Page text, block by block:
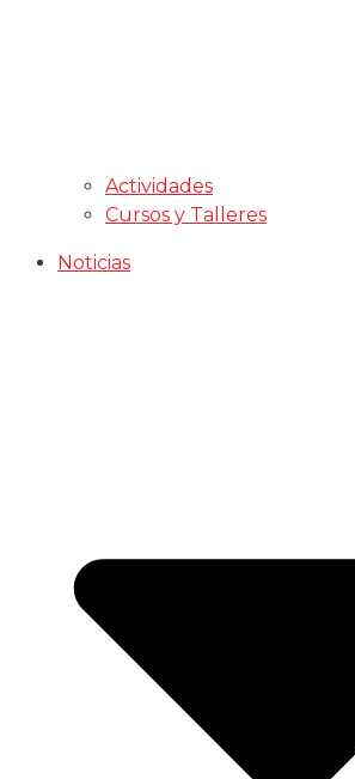
Actividades
Cursos y Talleres
Noticias